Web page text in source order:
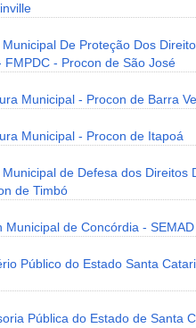
De Proteção Dos
FMPDC - Procon de São José
Municipal - Procon de Barra
Municipal - Procon de Itapoá
de Defesa dos Direitos
de Timbó
Municipal de Concórdia - SEMAD
Público do Estado Santa
Pública do Estado de Santa